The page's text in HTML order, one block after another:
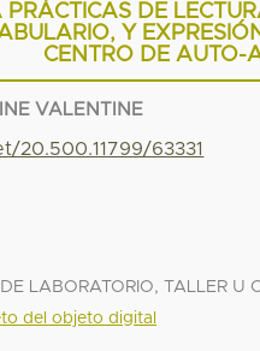
DE
Y
CENTRO DE AUTO-
VALENTINE
20.500.11799/63331
LABORATORIO, TALLER
del objeto digital